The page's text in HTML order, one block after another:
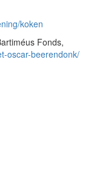
koken
Fonds,
oscar-beerendonk/